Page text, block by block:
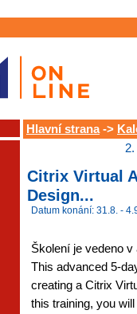
Hlavní strana->
Citrix Virtual
Design...
Datum konání: 31.8. -
Školení je vedeno
This advanced 5-
creating a Citrix
this training, you